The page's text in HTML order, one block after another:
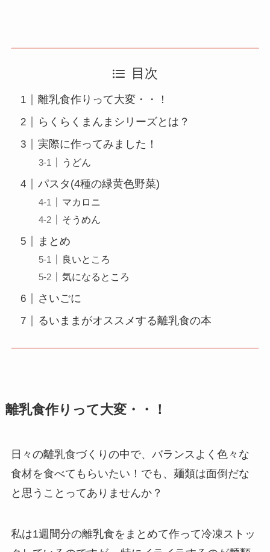
目次
離乳食作りって大変・・！
らくらくまんまシリーズとは？
実際に作ってみました！
うどん
パスタ(4種の緑黄色野菜)
マカロニ
そうめん
まとめ
良いところ
気になるところ
さいごに
るいままがオススメする離乳食の本
離乳食作りって大変・・！
日々の離乳食づくりの中で、バランスよく色々な
食材を食べてもらいたい！でも、麺類は面倒だな
と思うことってありませんか？
私は1週間分の離乳食をまとめて作って冷凍ストッ